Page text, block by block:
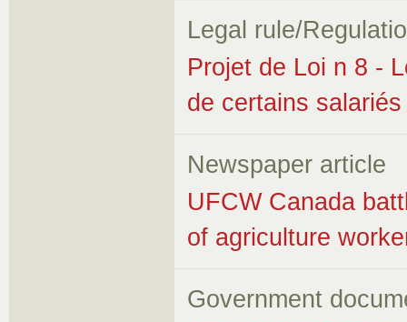
Legal rule/
Projet de Loi n 8 -
de certains
Newspaper article
UFCW Canada
of agriculture
Government